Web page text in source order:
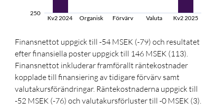
Kv2 2024 Organisk Förvärv Valuta Kv2 2025
250
Finansnettot uppgick till -54 MSEK (-79) och resultatet
efter finansiella poster uppgick till 146 MSEK (113).
Finansnettot inkluderar framförallt räntekostnader
kopplade till finansiering av tidigare förvärv samt
valutakursförändringar. Räntekostnaderna uppgick till
-52 MSEK (-76) och valutakursförluster till -0 MSEK (3).